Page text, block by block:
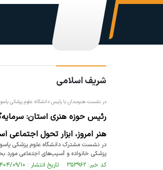
شریف اسلامی
در نشست هنرمندان با رئیس دانشگاه علوم پزشکی
رئیس حوزه هنری استان:
هنر امروز، ابزار تحول
در نشست مشترک دانشگاه علوم پزشکی
پزشکی خانواده و آسیب‌های اجتماعی مورد
کد خبر: ۳۵۳۹۶۲ تاریخ انتشار : ۱۴۰۴/۰۹/۱۰